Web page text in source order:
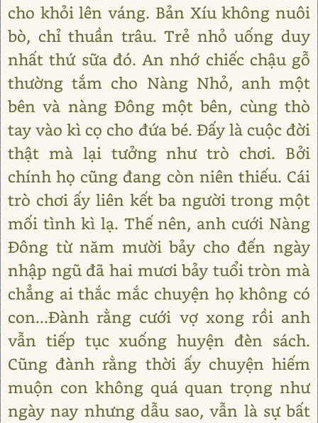
cho khỏi lên váng. Bản Xíu không nuôi
bò, chỉ thuần trâu. Trẻ nhỏ uống duy
nhất thứ sữa đó. An nhớ chiếc chậu gỗ
thường tắm cho Nàng Nhỏ, anh một
bên và nàng Đông một bên, cùng thò
tay vào kì cọ cho đứa bé. Đấy là cuộc đời
thật mà lại tưởng như trò chơi. Bởi
chính họ cũng đang còn niên thiếu. Cái
trò chơi ấy liên kết ba người trong một
mối tình kì lạ. Thế nên, anh cưới Nàng
Đông từ năm mười bảy cho đến ngày
nhập ngũ đã hai mươi bảy tuổi tròn mà
chẳng ai thắc mắc chuyện họ không có
con...Đành rằng cưới vợ xong rồi anh
vẫn tiếp tục xuống huyện đèn sách.
Cũng đành rằng thời ấy chuyện hiếm
muộn con không quá quan trọng như
ngày nay nhưng dẫu sao, vẫn là sự bất